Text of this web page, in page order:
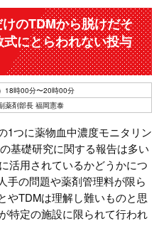
のTDMから脱けだそ
にとらわれない投与
18時00分〜20時00分
薬剤部長 福岡憲泰
1つに薬物血中濃度モニタリン
基礎研究に関する報告は多い
活用されているかどうかにつ
手の問題や薬剤管理料が限ら
やTDMは理解し難いものと思
特定の施設に限られて行われ